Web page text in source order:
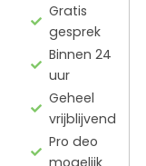
Gratis
gesprek
Binnen 24
uur
Geheel
vrijblijvend
Pro deo
mogelijk